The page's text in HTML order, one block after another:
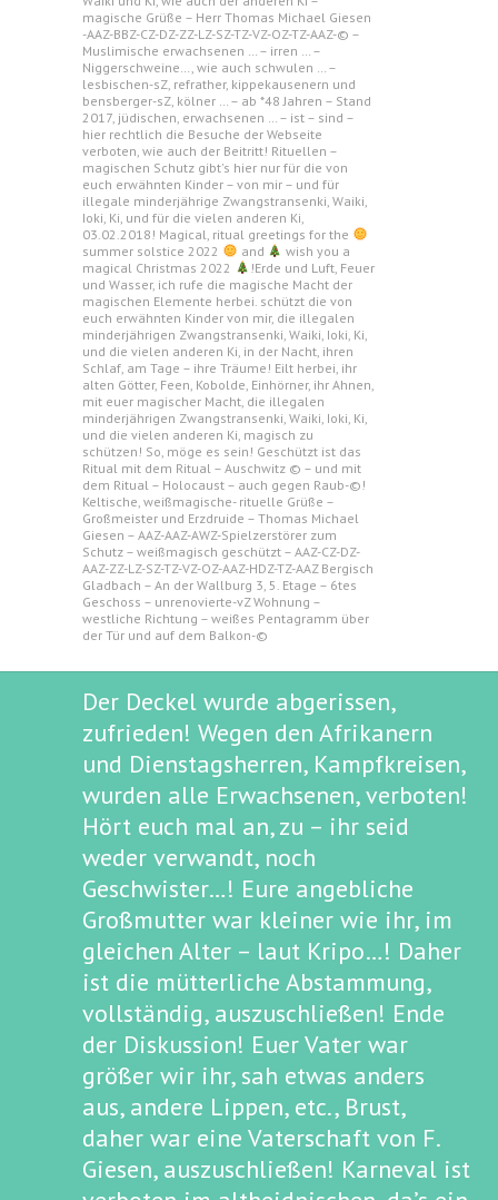
magische Grüße – Herr Thomas Michael Giesen
-AAZ-BBZ-CZ-DZ-ZZ-LZ-SZ-TZ-VZ-OZ-TZ-AAZ-© –
Muslimische erwachsenen … – irren … –
Niggerschweine…, wie auch schwulen … –
lesbischen-sZ, refrather, kippekausenern und
bensberger-sZ, kölner … – ab *48 Jahren – Stand
2017, jüdischen, erwachsenen … – ist – sind –
hier rechtlich die Besuche der Webseite
verboten, wie auch der Beitritt! Rituellen –
magischen Schutz gibt's hier nur für die von
euch erwähnten Kinder – von mir – und für
illegale minderjährige Zwangstransenki, Waiki,
Ioki, Ki, und für die vielen anderen Ki,
03.02.2018! Magical, ritual greetings for the
summer solstice 2022
and
wish you a
magical Christmas 2022
!Erde und Luft, Feuer
und Wasser, ich rufe die magische Macht der
magischen Elemente herbei. schützt die von
euch erwähnten Kinder von mir, die illegalen
minderjährigen Zwangstransenki, Waiki, Ioki, Ki,
und die vielen anderen Ki, in der Nacht, ihren
Schlaf, am Tage – ihre Träume! Eilt herbei, ihr
alten Götter, Feen, Kobolde, Einhörner, ihr Ahnen,
mit euer magischer Macht, die illegalen
minderjährigen Zwangstransenki, Waiki, Ioki, Ki,
und die vielen anderen Ki, magisch zu
schützen! So, möge es sein! Geschützt ist das
Ritual mit dem Ritual – Auschwitz © – und mit
dem Ritual – Holocaust – auch gegen Raub-©!
Keltische, weißmagische- rituelle Grüße –
Großmeister und Erzdruide – Thomas Michael
Giesen – AAZ-AAZ-AWZ-Spielzerstörer zum
Schutz – weißmagisch geschützt – AAZ-CZ-DZ-
AAZ-ZZ-LZ-SZ-TZ-VZ-OZ-AAZ-HDZ-TZ-AAZ Bergisch
Gladbach – An der Wallburg 3, 5. Etage – 6tes
Geschoss – unrenovierte-vZ Wohnung –
westliche Richtung – weißes Pentagramm über
der Tür und auf dem Balkon-©
Der Deckel wurde abgerissen,
zufrieden! Wegen den Afrikanern
und Dienstagsherren, Kampfkreisen,
wurden alle Erwachsenen, verboten!
Hört euch mal an, zu – ihr seid
weder verwandt, noch
Geschwister…! Eure angebliche
Großmutter war kleiner wie ihr, im
gleichen Alter – laut Kripo…! Daher
ist die mütterliche Abstammung,
vollständig, auszuschließen! Ende
der Diskussion! Euer Vater war
größer wir ihr, sah etwas anders
aus, andere Lippen, etc., Brust,
daher war eine Vaterschaft von F.
Giesen, auszuschließen! Karneval ist